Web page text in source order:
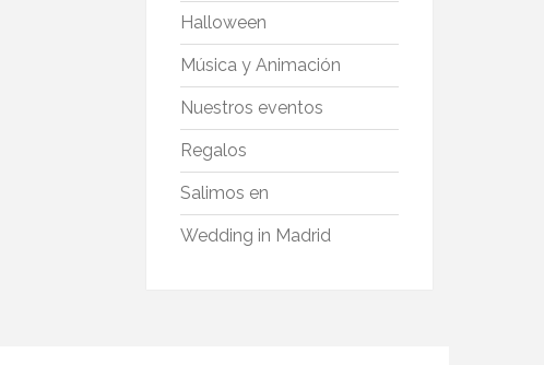
Halloween
Música y Animación
Nuestros eventos
Regalos
Salimos en
Wedding in Madrid